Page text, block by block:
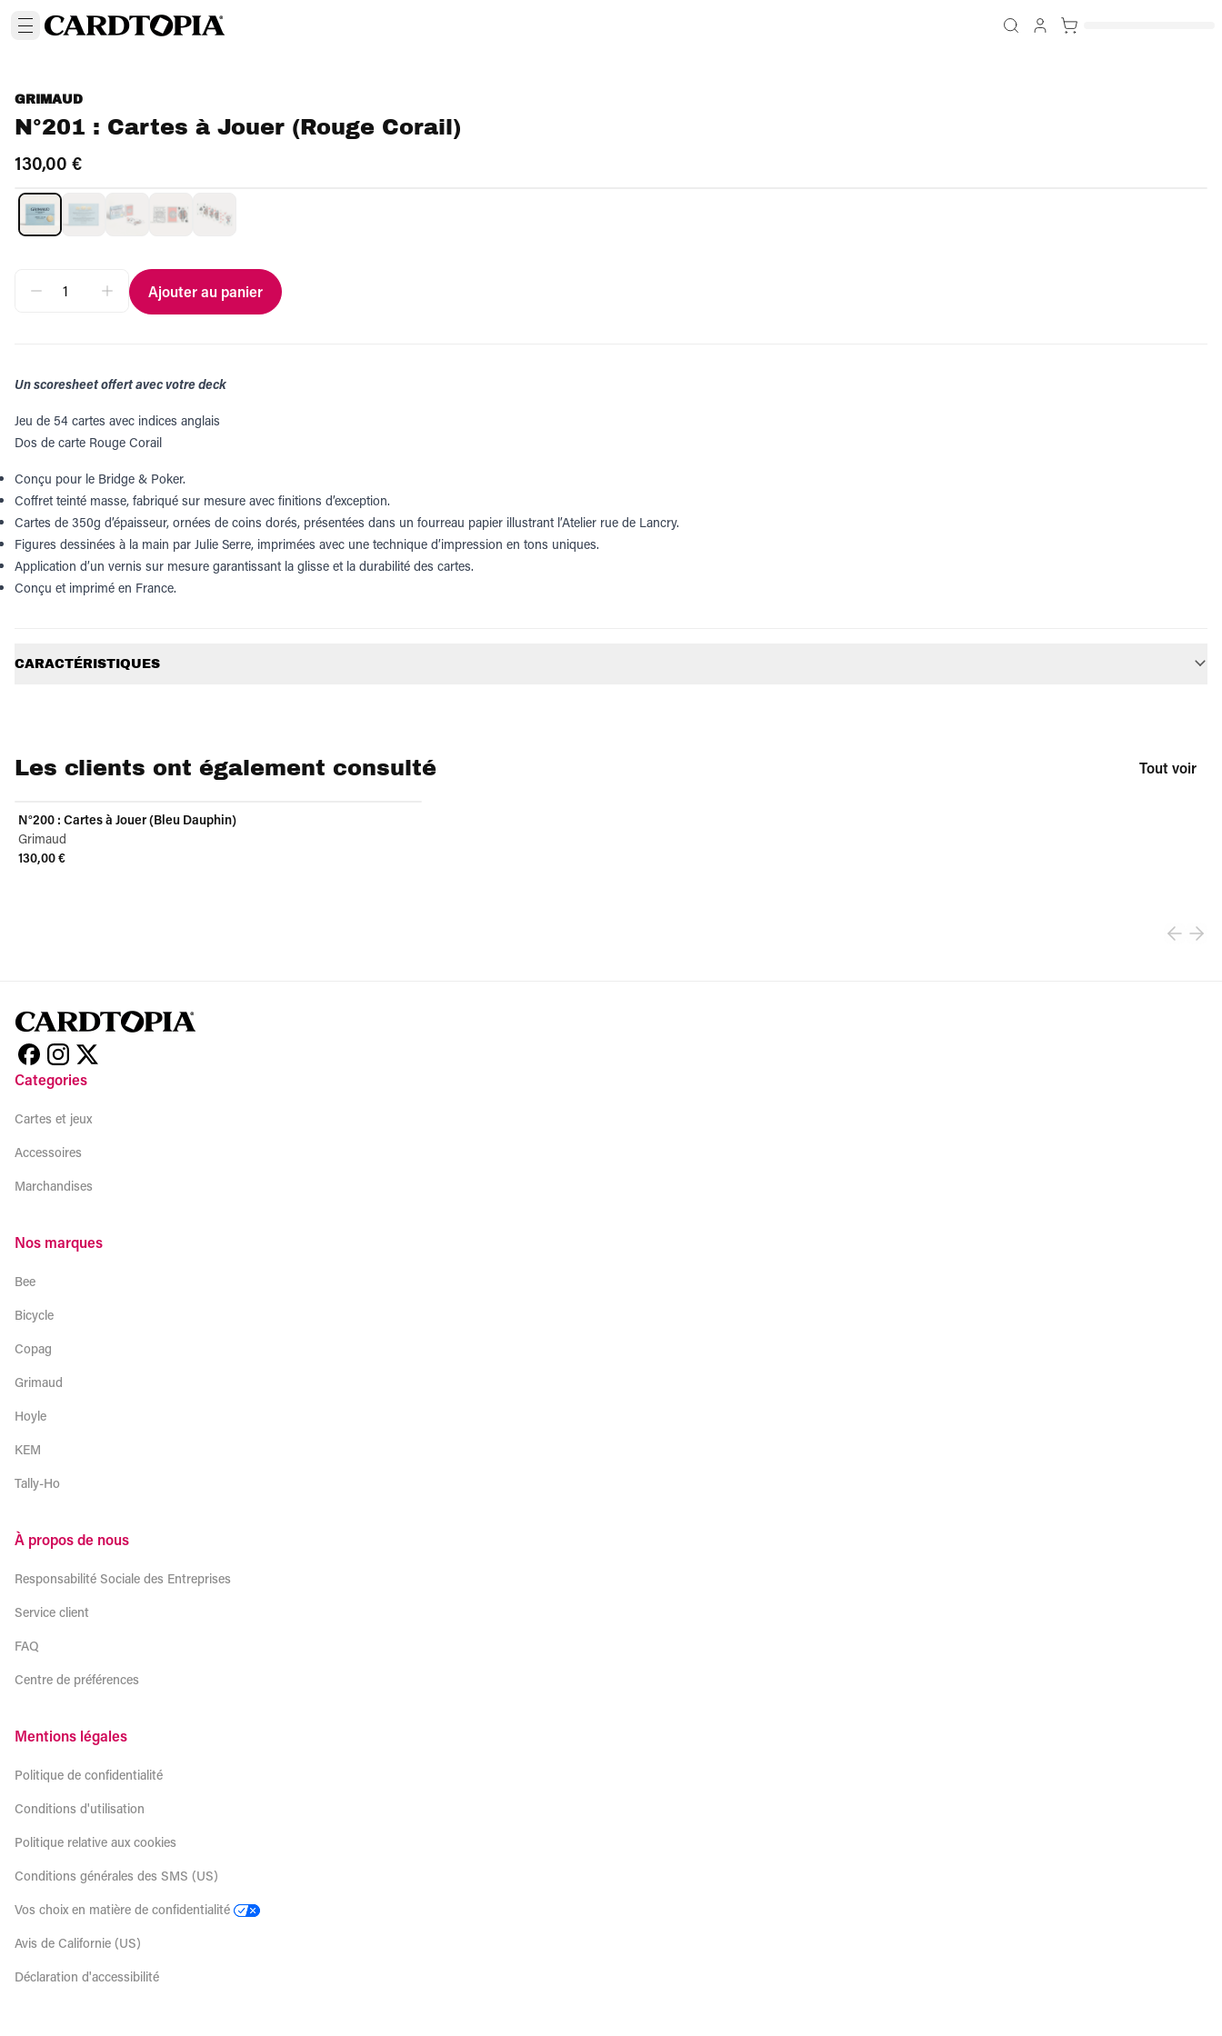
GRIMAUD
N°201 : Cartes à Jouer (Rouge Corail)
130,00 €
Ajouter au panier
Un scoresheet offert avec votre deck
Jeu de 54 cartes avec indices anglais
Dos de carte Rouge Corail
Conçu pour le Bridge & Poker.
Coffret teinté masse, fabriqué sur mesure avec finitions d’exception.
Cartes de 350g d’épaisseur, ornées de coins dorés, présentées dans un fourreau papier illustrant l’Atelier rue de Lancry.
Figures dessinées à la main par Julie Serre, imprimées avec une technique d’impression en tons uniques.
Application d’un vernis sur mesure garantissant la glisse et la durabilité des cartes.
Conçu et imprimé en France.
CARACTÉRISTIQUES
Les clients ont également consulté Tout voir
N°200 : Cartes à Jouer (Bleu Dauphin)
Grimaud
130,00 €
Categories
Cartes et jeux
Accessoires
Marchandises
Nos marques
Bee
Bicycle
Copag
Grimaud
Hoyle
KEM
Tally-Ho
À propos de nous
Responsabilité Sociale des Entreprises
Service client
FAQ
Centre de préférences
Mentions légales
Politique de confidentialité
Conditions d'utilisation
Politique relative aux cookies
Conditions générales des SMS (US)
Vos choix en matière de confidentialité
Avis de Californie (US)
Déclaration d'accessibilité